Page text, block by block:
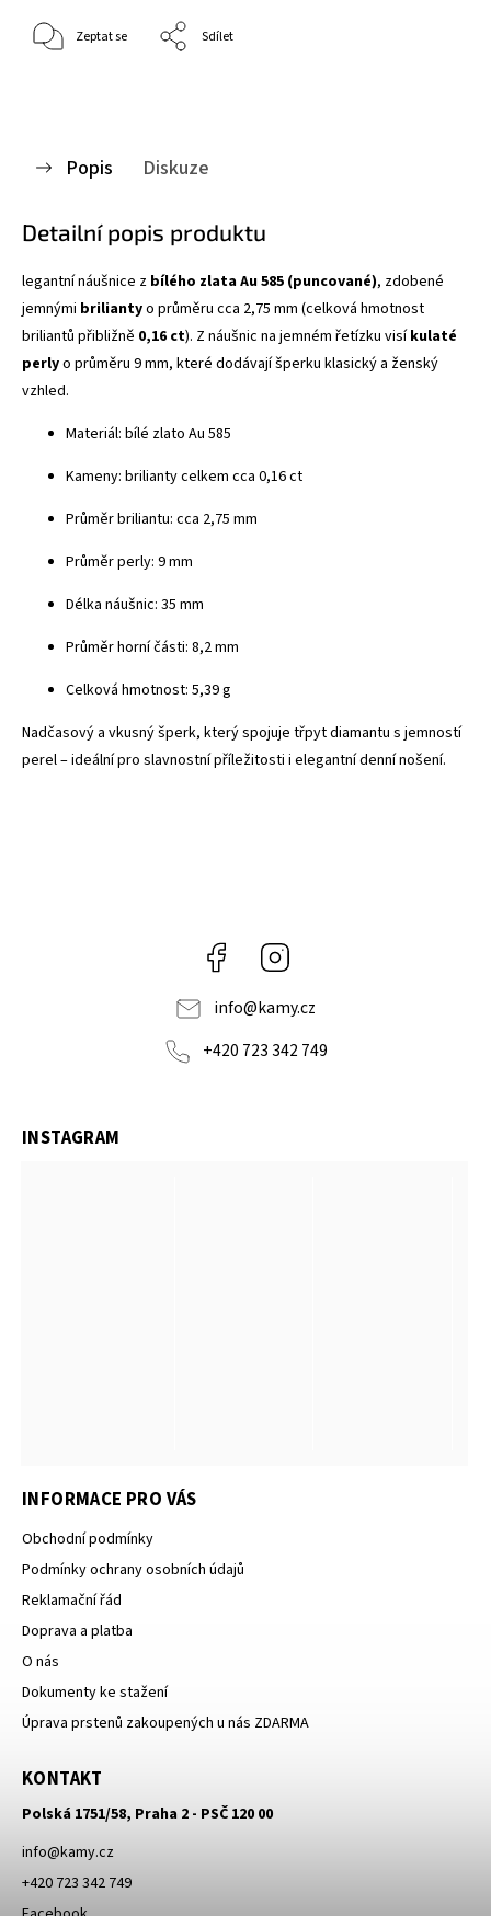
Zeptat se Sdílet
Popis Diskuze
Detailní popis produktu
legantní náušnice z bílého zlata Au 585 (puncované), zdobené
jemnými briliantyo průměru cca 2,75 mm (celková hmotnost
briliantů přibližně 0,16 ct). Z náušnic na jemném řetízku visíkulaté
perlyo průměru 9 mm, které dodávají šperku klasický a ženský
vzhled.
Materiál: bílé zlato Au 585
Kameny: brilianty celkem cca 0,16 ct
Průměr briliantu: cca 2,75 mm
Průměr perly: 9 mm
Délka náušnic: 35 mm
Průměr horní části: 8,2 mm
Celková hmotnost: 5,39 g
Nadčasový a vkusný šperk, který spojuje třpyt diamantu s jemností
perel – ideální pro slavnostní příležitosti i elegantní denní nošení.
Facebook
info@kamy.cz
+420 723 342 749
INFORMACE PRO VÁS
Obchodní podmínky
Podmínky ochrany osobních údajů
Reklamační řád
Doprava a platba
O nás
Dokumenty ke stažení
Úprava prstenů zakoupených u nás ZDARMA
KONTAKT
Polská 1751/58, Praha 2 - PSČ 120 00
info@kamy.cz
+420 723 342 749
INSTAGRAM